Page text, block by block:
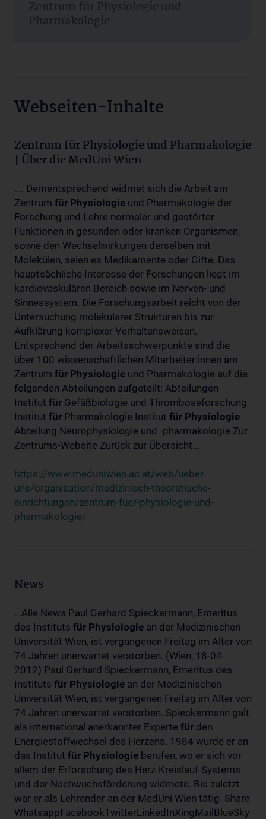
Zentrum für Physiologie und
Pharmakologie
Webseiten-Inhalte
Zentrum für Physiologie und Pharmakologie
| Über die MedUni Wien
.... Dementsprechend widmet sich die Arbeit am
Zentrum für Physiologie und Pharmakologie der
Forschung und Lehre normaler und gestörter
Funktionen in gesunden oder kranken Organismen,
sowie den Wechselwirkungen derselben mit
Molekülen, seien es Medikamente oder Gifte. Das
hauptsächliche Interesse der Forschungen liegt im
kardiovaskulären Bereich sowie im Nerven- und
Sinnessystem. Die Forschungsarbeit reicht von der
Untersuchung molekularer Strukturen bis zur
Aufklärung komplexer Verhaltensweisen.
Entsprechend der Arbeitsschwerpunkte sind die
über 100 wissenschaftlichen Mitarbeiter:innen am
Zentrum für Physiologie und Pharmakologie auf die
folgenden Abteilungen aufgeteilt: Abteilungen
Institut für Gefäßbiologie und Thromboseforschung
Institut für Pharmakologie Institut für Physiologie
Abteilung Neurophysiologie und -pharmakologie Zur
Zentrums-Website Zurück zur Übersicht...
https://www.meduniwien.ac.at/web/ueber-
uns/organisation/medizinisch-theoretische-
einrichtungen/zentrum-fuer-physiologie-und-
pharmakologie/
News
...Alle News Paul Gerhard Spieckermann, Emeritus
des Instituts für Physiologie an der Medizinischen
Universität Wien, ist vergangenen Freitag im Alter von
74 Jahren unerwartet verstorben. (Wien, 18-04-
2012) Paul Gerhard Spieckermann, Emeritus des
Instituts für Physiologie an der Medizinischen
Universität Wien, ist vergangenen Freitag im Alter von
74 Jahren unerwartet verstorben. Spieckermann galt
als international anerkannter Experte für den
Energiestoffwechsel des Herzens. 1984 wurde er an
das Institut für Physiologie berufen, wo er sich vor
allem der Erforschung des Herz-Kreislauf-Systems
und der Nachwuchsförderung widmete. Bis zuletzt
war er als Lehrender an der MedUni Wien tätig. Share
WhatsappFacebookTwitterLinkedInXingMailBlueSky